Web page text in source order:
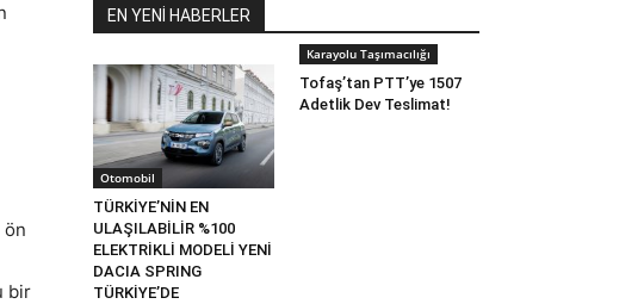
ön
bir
EN YENİ HABERLER
Otomobil
TÜRKİYE’NİN EN
ULAŞILABİLİR %100
ELEKTRİKLİ MODELİ YENİ
DACIA SPRING
TÜRKİYE’DE
Karayolu Taşımacılığı
Tofaş’tan PTT’ye 1507
Adetlik Dev Teslimat!